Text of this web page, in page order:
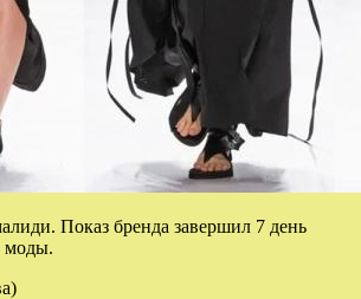
Показ бренда завершил 7 день
моды.